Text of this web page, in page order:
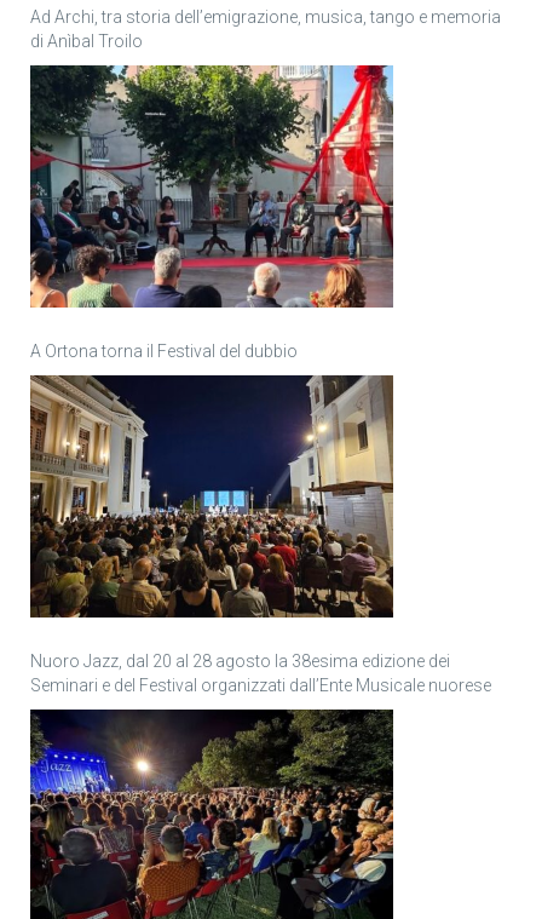
Ad Archi, tra storia dell’emigrazione, musica, tango e memoria
di Anìbal Troilo
A Ortona torna il Festival del dubbio
Nuoro Jazz, dal 20 al 28 agosto la 38esima edizione dei
Seminari e del Festival organizzati dall’Ente Musicale nuorese